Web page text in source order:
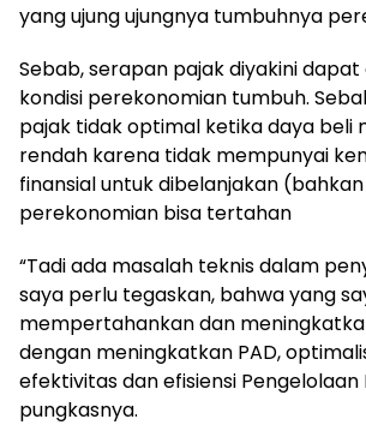
yang ujung ujungnya tumbuhnya
Sebab, serapan pajak diyakini
kondisi perekonomian tumbuh.
pajak tidak optimal ketika daya beli
rendah karena tidak mempunyai
finansial untuk dibelanjakan
perekonomian bisa tertahan
“Tadi ada masalah teknis dalam
saya perlu tegaskan, bahwa yang
mempertahankan dan
dengan meningkatkan PAD,
efektivitas dan efisiensi Pengelolaan
pungkasnya.